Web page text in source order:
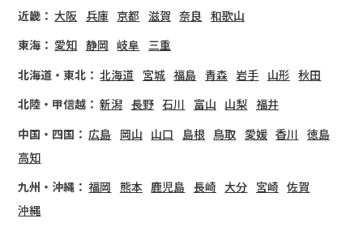
近畿： 大阪 兵庫 京都 滋賀 奈良 和歌山
東海： 愛知 静岡 岐阜
三重
北海道・東北： 北海道 宮城 福島 青森 岩手 山形 秋田
北陸・甲信越： 新潟 長野 石川 富山 山梨 福井
中国・四国： 広島 岡山 山口 島根 鳥取 愛媛 香川 徳島
高知
九州・沖縄： 福岡 熊本 鹿児島 長崎 大分 宮崎 佐賀
沖縄